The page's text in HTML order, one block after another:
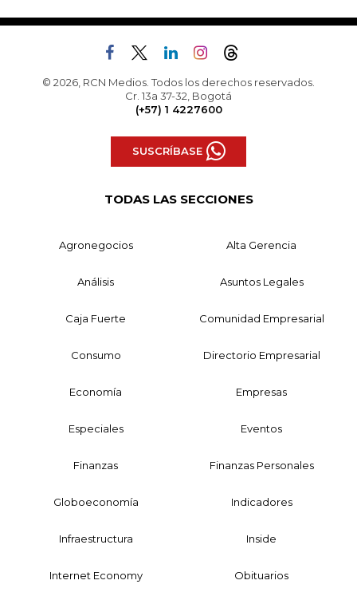
© 2026, RCN Medios. Todos los derechos reservados.
Cr. 13a 37-32, Bogotá
(+57) 1 4227600
SUSCRÍBASE
TODAS LAS SECCIONES
Agronegocios Alta Gerencia
Análisis Asuntos Legales
Caja Fuerte Comunidad Empresarial
Consumo Directorio Empresarial
Economía Empresas
Especiales Eventos
Finanzas Finanzas Personales
Globoeconomía Indicadores
Infraestructura Inside
Internet Economy Obituarios